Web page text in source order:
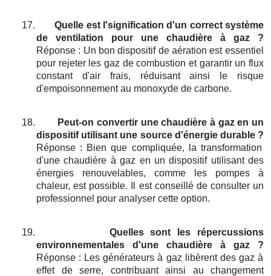
17.
Quelle est l'signification d'un correct système
de ventilation pour une chaudière à gaz ?
Réponse : Un bon dispositif de aération est essentiel
pour rejeter les gaz de combustion et garantir un flux
constant d'air frais, réduisant ainsi le risque
d'empoisonnement au monoxyde de carbone.
18.
Peut-on convertir une chaudière à gaz en un
dispositif utilisant une source d'énergie durable ?
Réponse : Bien que compliquée, la transformation
d'une chaudière à gaz en un dispositif utilisant des
énergies renouvelables, comme les pompes à
chaleur, est possible. Il est conseillé de consulter un
professionnel pour analyser cette option.
19.
Quelles sont les répercussions
environnementales d'une chaudière à gaz ?
Réponse : Les générateurs à gaz libèrent des gaz à
effet de serre, contribuant ainsi au changement